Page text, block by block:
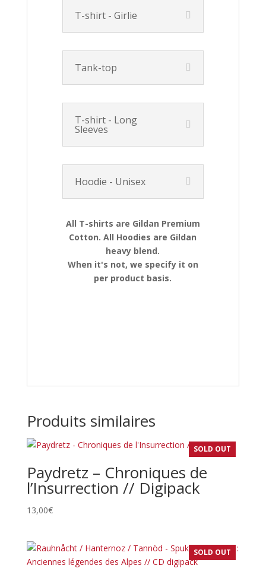
T-shirt - Girlie
Tank-top
T-shirt - Long
Sleeves
Hoodie - Unisex
All T-shirts are Gildan Premium
Cotton. All Hoodies are Gildan
heavy blend.
When it's not, we specify it on
per product basis.
Produits similaires
SOLD OUT
Paydretz – Chroniques de
l’Insurrection // Digipack
13,00€
SOLD OUT